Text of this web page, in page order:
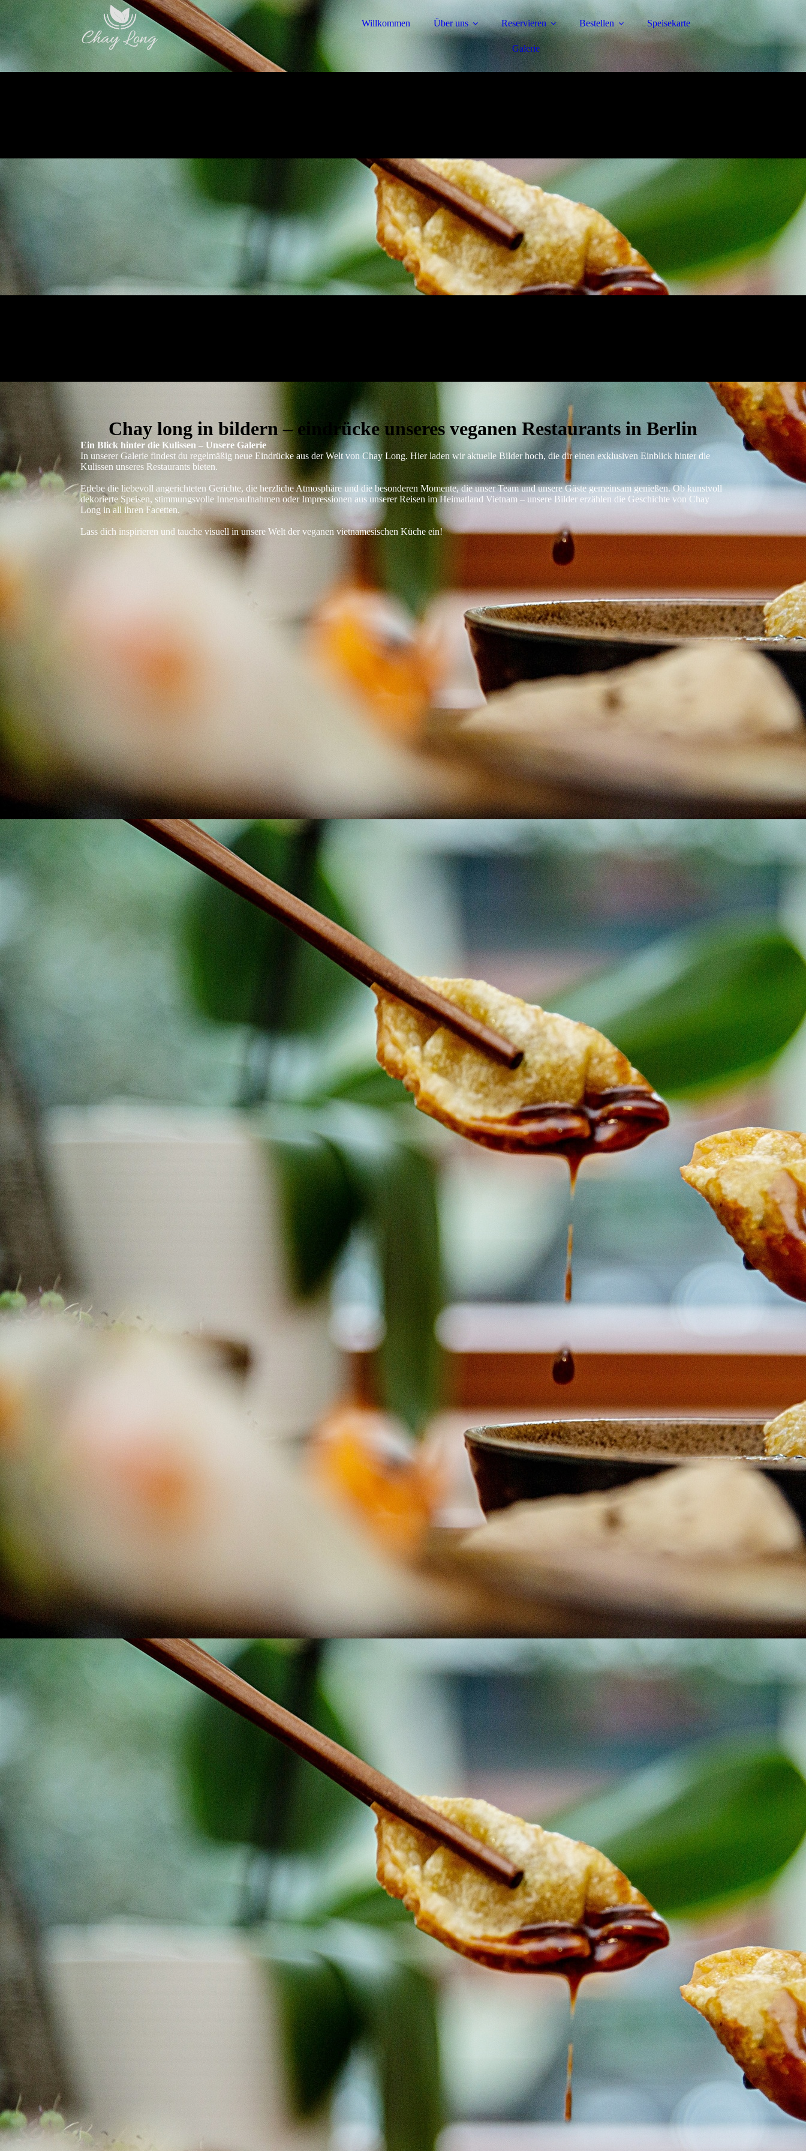
Willkommen Über uns Reservieren Bestellen Speisekarte
Galerie
Chay long in bildern – eindrücke unseres veganen Restaurants in Berlin
Ein Blick hinter die Kulissen – Unsere Galerie
In unserer Galerie findest du regelmäßig neue Eindrücke aus der Welt von Chay Long. Hier laden wir aktuelle Bilder hoch, die dir einen exklusiven Einblick hinter die
Kulissen unseres Restaurants bieten.
Erlebe die liebevoll angerichteten Gerichte, die herzliche Atmosphäre und die besonderen Momente, die unser Team und unsere Gäste gemeinsam genießen. Ob kunstvoll
dekorierte Speisen, stimmungsvolle Innenaufnahmen oder Impressionen aus unserer Reisen im Heimatland Vietnam – unsere Bilder erzählen die Geschichte von Chay
Long in all ihren Facetten.
Lass dich inspirieren und tauche visuell in unsere Welt der veganen vietnamesischen Küche ein!
Zeremonie, der Einweihung unseres Restaurants X-Berg